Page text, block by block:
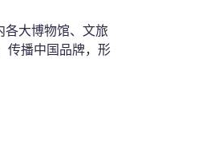
各大博物馆、文旅
传播中国品牌，形